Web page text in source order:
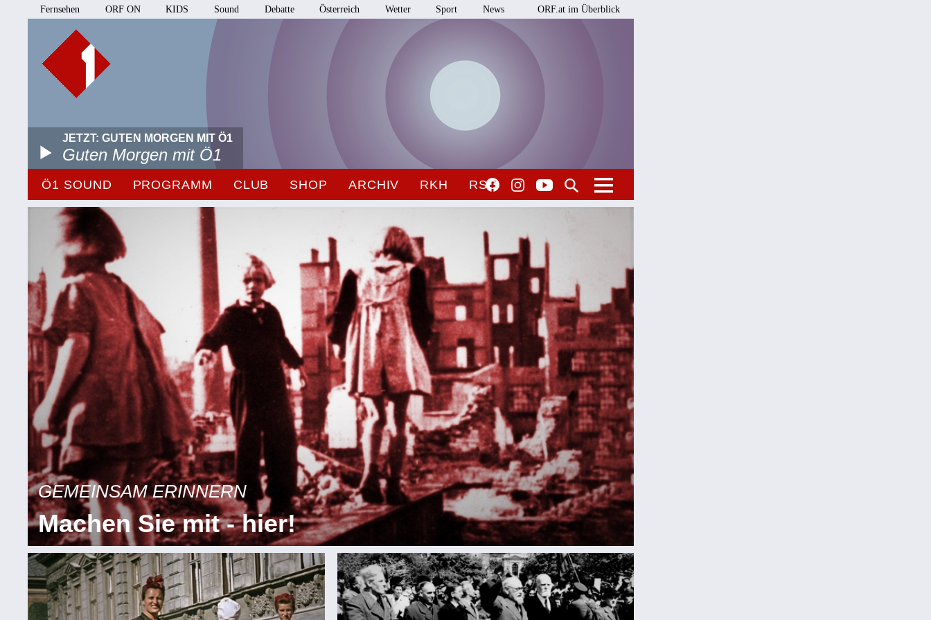
Fernsehen ORF ON KIDS Sound Debatte Österreich Wetter Sport News ORF.at im Überblick
JETZT: GUTEN MORGEN MIT Ö1
Guten Morgen mit Ö1
Ö1 SOUND PROGRAMM CLUB SHOP ARCHIV RKH RSO
GEMEINSAM ERINNERN
Machen Sie mit - hier!